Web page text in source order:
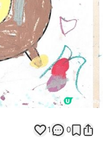
1 0